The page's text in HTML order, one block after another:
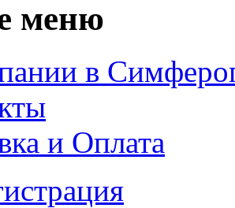
меню
в
и Оплата